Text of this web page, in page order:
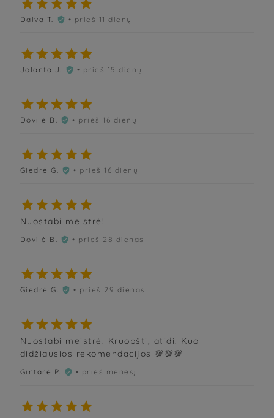

Daiva T.  • prieš 11 dienų

Jolanta J.  • prieš 15 dienų

Dovilė B.  • prieš 16 dienų

Giedrė G.  • prieš 16 dienų

Nuostabi meistrė!
Dovilė B.  • prieš 28 dienas

Giedrė G.  • prieš 29 dienas

Nuostabi meistrė. Kruopšti, atidi. Kuo
didžiausios rekomendacijos 💯💯💯
Gintarė P.  • prieš mėnesį
